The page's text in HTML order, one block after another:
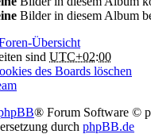
Bilder in diesem Album
Übersicht
sind UTC+02:00
des Boards löschen
® Forum Software ©
durch phpBB.de